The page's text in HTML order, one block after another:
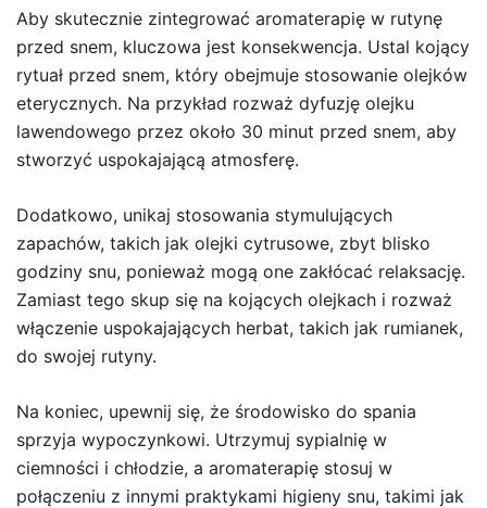
Aby skutecznie zintegrować aromaterapię w rutynę
przed snem, kluczowa jest konsekwencja. Ustal kojący
rytuał przed snem, który obejmuje stosowanie olejków
eterycznych. Na przykład rozważ dyfuzję olejku
lawendowego przez około 30 minut przed snem, aby
stworzyć uspokajającą atmosferę.
Dodatkowo, unikaj stosowania stymulujących
zapachów, takich jak olejki cytrusowe, zbyt blisko
godziny snu, ponieważ mogą one zakłócać relaksację.
Zamiast tego skup się na kojących olejkach i rozważ
włączenie uspokajających herbat, takich jak rumianek,
do swojej rutyny.
Na koniec, upewnij się, że środowisko do spania
sprzyja wypoczynkowi. Utrzymuj sypialnię w
ciemności i chłodzie, a aromaterapię stosuj w
połączeniu z innymi praktykami higieny snu, takimi jak